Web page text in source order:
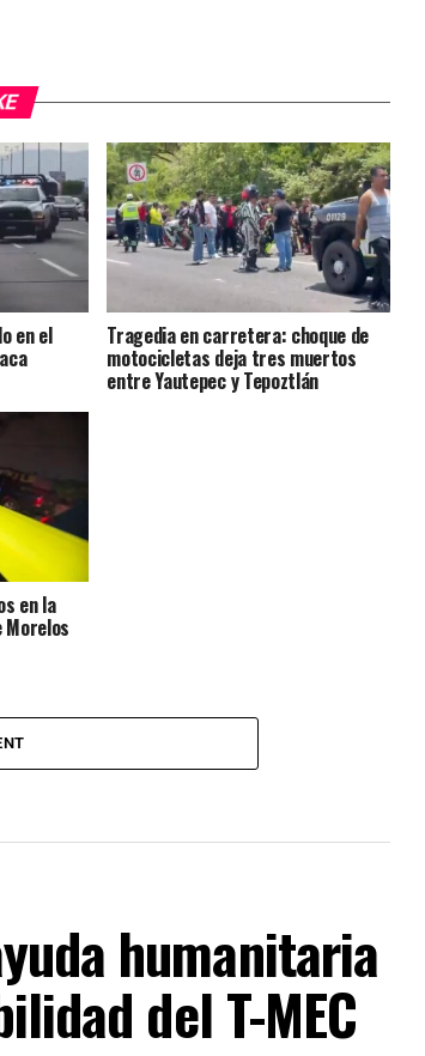
en el Tragedia en carretera: choque de
motocicletas deja tres muertos
entre Yautepec y Tepoztlán
en la
Morelos
humanitaria
del T-MEC